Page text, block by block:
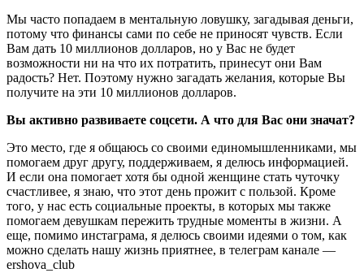
Мы часто попадаем в ментальную ловушку, загадывая деньги,
потому что финансы сами по себе не приносят чувств. Если
Вам дать 10 миллионов долларов, но у Вас не будет
возможности ни на что их потратить, принесут они Вам
радость? Нет. Поэтому нужно загадать желания, которые Вы
получите на эти 10 миллионов долларов.
Вы активно развиваете соцсети. А что для Вас они значат?
Это место, где я общаюсь со своими единомышленниками, мы
помогаем друг другу, поддерживаем, я делюсь информацией.
И если она помогает хотя бы одной женщине стать чуточку
счастливее, я знаю, что этот день прожит с пользой. Кроме
того, у нас есть социальные проекты, в которых мы также
помогаем девушкам пережить трудные моменты в жизни. А
еще, помимо инстаграма, я делюсь своими идеями о том, как
можно сделать нашу жизнь приятнее, в телеграм канале —
ershova_club